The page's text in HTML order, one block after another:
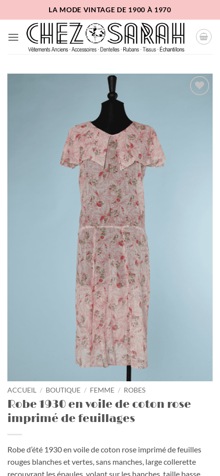
au
contenu
LA MODE VINTAGE DE 1900 À 1970
ACCUEIL / BOUTIQUE / FEMME / ROBES
Robe 1930 en voile de coton rose
imprimé de feuillages
Robe d’été 1930 en voile de coton rose imprimé de feuilles
rouges blanches et vertes, sans manches, large collerette
recouvrant les épaules, volant sur les hanches, taille basse